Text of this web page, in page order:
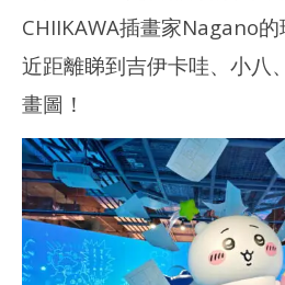
CHIIKAWA插畫家Nagano
近距離睇到吉伊卡哇、小八
畫圖！